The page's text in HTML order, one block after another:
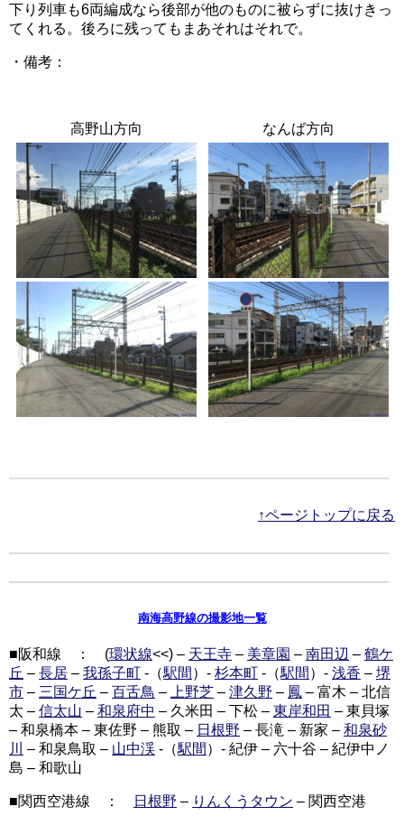
下り列車も6両編成なら後部が他のものに被らずに抜けきっ
てくれる。後ろに残ってもまあそれはそれで。
・備考：​
高野山方向 なんば方向
↑ページトップに戻る
南海高野線の撮影地一覧
■阪和線 ： (環状線<<) – 天王寺 – 美章園 – 南田辺 – 鶴ケ
丘 – 長居 – 我孫子町 -（駅間 ）- 杉本町 -（駅間 ）- 浅香 – 堺
市 – 三国ケ丘 – 百舌鳥 – 上野芝 – 津久野 – 鳳 – 富木 – 北信
太 – 信太山 – 和泉府中 – 久米田 – 下松 – 東岸和田 – 東貝塚
– 和泉橋本 – 東佐野 – 熊取 – 日根野 – 長滝 – 新家 – 和泉砂
川
– 和泉鳥取 – 山中渓 -（駅間 ）- 紀伊 – 六十谷 – 紀伊中ノ
島 – 和歌山
■関西空港線 ： 日根野 – りんくうタウン – 関西空港